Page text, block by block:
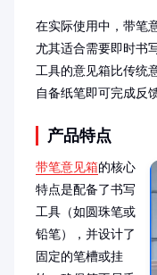
在实际使用中，带笔
尤其适合需要即时书
工具的意见箱比传统
自备纸笔即可完成反馈
产品特点
带笔意见箱的核心
特点是配备了书写
工具（如圆珠笔或
铅笔），并设计了
固定的笔槽或挂